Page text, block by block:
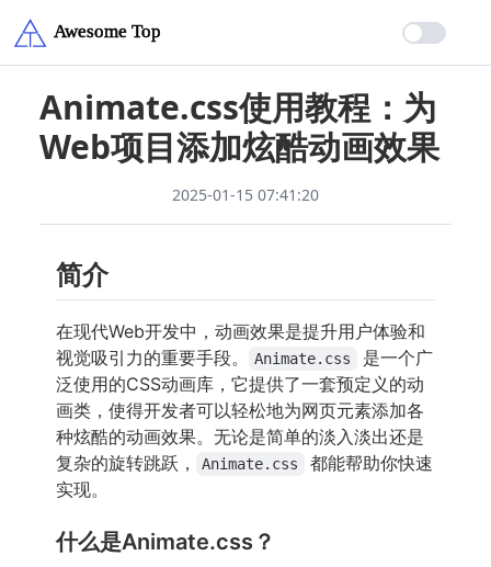
Animate.css使用教程：为
Web项目添加炫酷动画效果
2025-01-15 07:41:20
简介
在现代Web开发中，动画效果是提升用户体验和
视觉吸引力的重要手段。
Animate.css
是一个广
泛使用的CSS动画库，它提供了一套预定义的动
画类，使得开发者可以轻松地为网页元素添加各
种炫酷的动画效果。无论是简单的淡入淡出还是
复杂的旋转跳跃，
Animate.css
都能帮助你快速
实现。
什么是Animate.css？